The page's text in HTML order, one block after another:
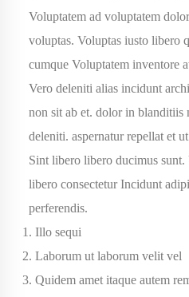
Voluptatem ad voluptatem
voluptas. Voluptas iusto libero
cumque Voluptatem inventore
Vero deleniti alias incidunt
non sit ab et. dolor in blanditiis
deleniti. aspernatur repellat et
Sint libero libero ducimus
libero consectetur Incidunt
perferendis.
Illo sequi
Laborum ut laborum velit vel
Quidem amet itaque autem